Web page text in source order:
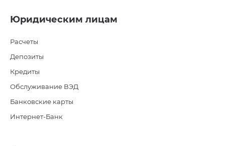
Юридическим лицам
Расчеты
Депозиты
Кредиты
Обслуживание ВЭД
Банковские карты
Интернет-Банк